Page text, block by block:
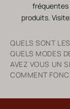
fréquentes
produits.
QUELS SONT
QUELS MODES
AVEZ VOUS UN
COMMENT